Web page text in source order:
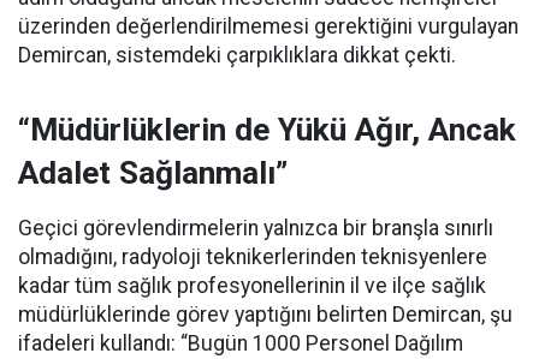
üzerinden değerlendirilmemesi gerektiğini vurgulayan
Demircan, sistemdeki çarpıklıklara dikkat çekti.
“Müdürlüklerin de Yükü Ağır, Ancak
Adalet Sağlanmalı”
Geçici görevlendirmelerin yalnızca bir branşla sınırlı
olmadığını, radyoloji teknikerlerinden teknisyenlere
kadar tüm sağlık profesyonellerinin il ve ilçe sağlık
müdürlüklerinde görev yaptığını belirten Demircan, şu
ifadeleri kullandı: “Bugün 1000 Personel Dağılım